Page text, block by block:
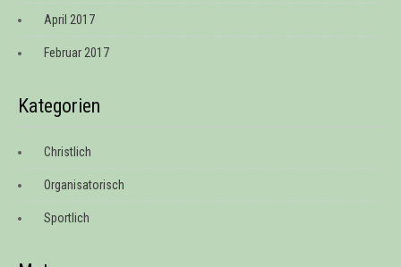
April 2017
Februar 2017
Kategorien
Christlich
Organisatorisch
Sportlich